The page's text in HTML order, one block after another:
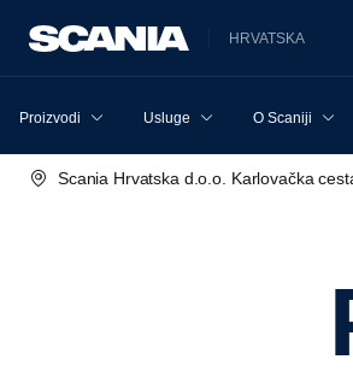
HRVATSKA
Proizvodi Usluge O Scaniji
Scania Hrvatska d.o.o. Karlovačka